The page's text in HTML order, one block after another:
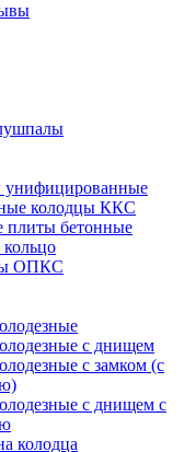
унифицированные
колодцы ККС
бетонные
ОПКС
с днищем
с замком (с
с днищем с
колодца